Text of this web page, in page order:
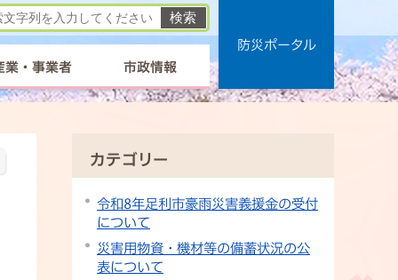
業・事業者 市政情報
防災ポータル
カテゴリー
令和8年足利市豪雨災害義援金の受付
について
災害用物資・機材等の備蓄状況の公
表について